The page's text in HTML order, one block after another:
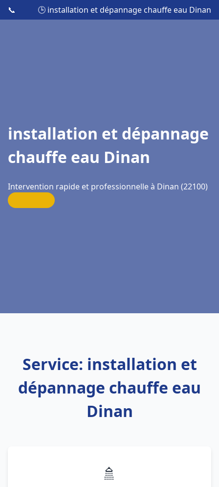
📞 🕒 installation et dépannage chauffe eau Dinan
installation et dépannage
chauffe eau Dinan
Intervention rapide et professionnelle à Dinan (22100)
Service: installation et
dépannage chauffe eau
Dinan
🚿